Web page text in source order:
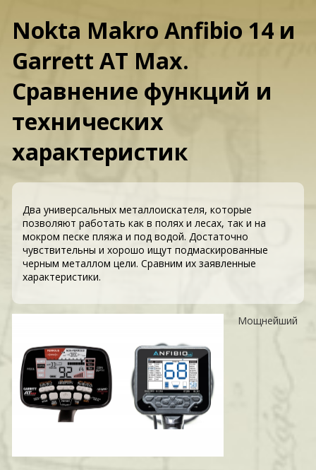
Nokta Makro Anfibio 14 и
Garrett AT Max.
Сравнение функций и
технических
характеристик
Два универсальных металлоискателя, которые
позволяют работать как в полях и лесах, так и на
мокром песке пляжа и под водой. Достаточно
чувствительны и хорошо ищут подмаскированные
черным металлом цели. Сравним их заявленные
характеристики.
Мощнейший